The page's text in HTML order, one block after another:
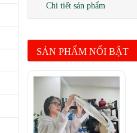
Chi tiết sản phẩm
SẢN PHẨM NỔI BẬT